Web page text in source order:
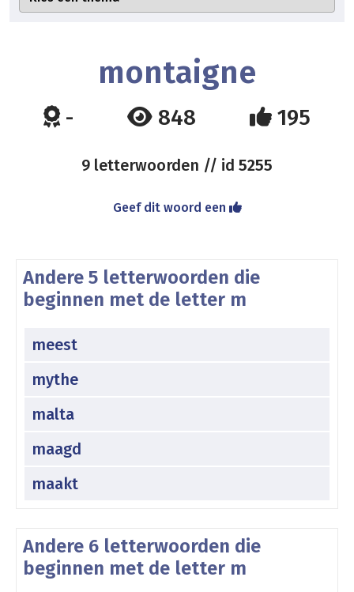
montaigne
- 848 195
9 letterwoorden // id 5255
Geef dit woord een
Andere 5 letterwoorden die
beginnen met de letter m
meest
mythe
malta
maagd
maakt
Andere 6 letterwoorden die
beginnen met de letter m